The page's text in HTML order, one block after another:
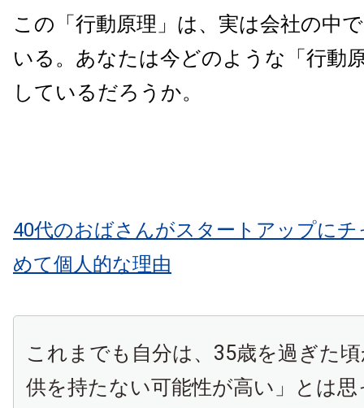
この「行動原理」は、実は会社の中
いる。あなたは今どのような「行動
しているだろうか。
40代のおばさんがスタートアップに
めて個人的な理由
これまでも自分は、35歳を過ぎた
供を持たない可能性が高い」とは